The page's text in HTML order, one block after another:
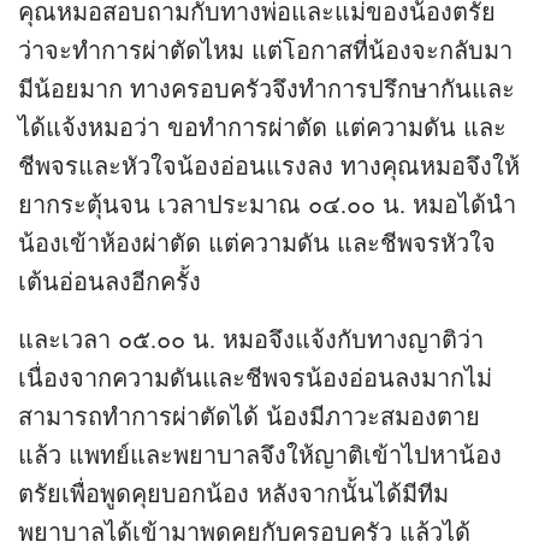
คุณหมอสอบถามกับทางพ่อและแม่ของน้องตรัย
ว่าจะทำการผ่าตัดไหม แต่โอกาสที่น้องจะกลับมา
มีน้อยมาก ทางครอบครัวจึงทำการปรึกษากันและ
ได้แจ้งหมอว่า ขอทำการผ่าตัด แต่ความดัน และ
ชีพจรและหัวใจน้องอ่อนแรงลง ทางคุณหมอจึงให้
ยากระตุ้นจน เวลาประมาณ ๐๔.๐๐ น. หมอได้นำ
น้องเข้าห้องผ่าตัด แต่ความดัน และชีพจรหัวใจ
เต้นอ่อนลงอีกครั้ง
และเวลา ๐๕.๐๐ น. หมอจึงแจ้งกับทางญาติว่า
เนื่องจากความดันและชีพจรน้องอ่อนลงมากไม่
สามารถทำการผ่าตัดได้ น้องมีภาวะสมองตาย
แล้ว แพทย์และพยาบาลจึงให้ญาติเข้าไปหาน้อง
ตรัยเพื่อพูดคุยบอกน้อง หลังจากนั้นได้มีทีม
พยาบาลได้เข้ามาพูดคุยกับครอบครัว แล้วได้